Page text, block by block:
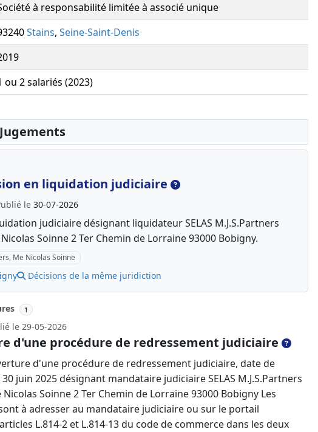
à responsabilité limitée à associé unique
Stains, Seine-Saint-Denis
ou 2 salariés (2023)
en liquidation judiciaire
le 30-07-2026
judiciaire désignant liquidateur SELAS M.J.S.Partners
Soinne 2 Ter Chemin de Lorraine 93000 Bobigny.
Me Nicolas Soinne
Décisions de la même juridiction
1
le 29-05-2026
d'une procédure de redressement judiciaire
d'une procédure de redressement judiciaire, date de
juin 2025 désignant mandataire judiciaire SELAS M.J.S.Partners
Soinne 2 Ter Chemin de Lorraine 93000 Bobigny Les
à adresser au mandataire judiciaire ou sur le portail
L.814-2 et L.814-13 du code de commerce dans les deux